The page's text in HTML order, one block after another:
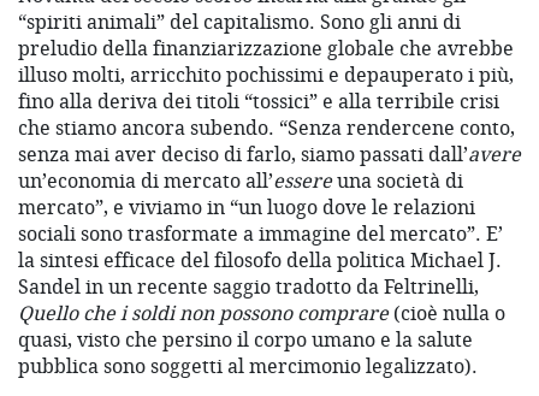
“spiriti animali” del capitalismo. Sono gli anni di
preludio della finanziarizzazione globale che avrebbe
illuso molti, arricchito pochissimi e depauperato i più,
fino alla deriva dei titoli “tossici” e alla terribile crisi
che stiamo ancora subendo. “Senza rendercene conto,
senza mai aver deciso di farlo, siamo passati dall’avere
un’economia di mercato all’essereuna società di
mercato”, e viviamo in “un luogo dove le relazioni
sociali sono trasformate a immagine del mercato”. E’
la sintesi efficace del filosofo della politica Michael J.
Sandel in un recente saggio tradotto da Feltrinelli,
Quello che i soldi non possono comprare(cioè nulla o
quasi, visto che persino il corpo umano e la salute
pubblica sono soggetti al mercimonio legalizzato).